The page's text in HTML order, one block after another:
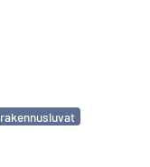
rakennusluvat